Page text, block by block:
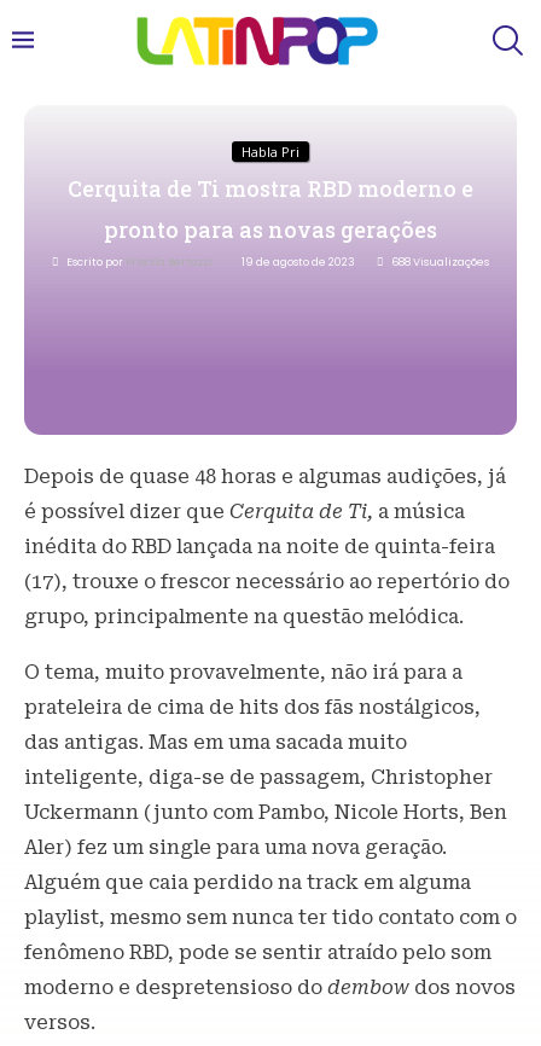
Habla Pri
Cerquita de Ti mostra RBD moderno e
pronto para as novas gerações
Escrito por Priscila Bertozzi 19 de agosto de 2023 688Visualizações
Depois de quase 48 horas e algumas audições, já
é possível dizer que Cerquita de Ti, a música
inédita do RBD lançada na noite de quinta-feira
(17), trouxe o frescor necessário ao repertório do
grupo, principalmente na questão melódica.
O tema, muito provavelmente, não irá para a
prateleira de cima de hits dos fãs nostálgicos,
das antigas. Mas em uma sacada muito
inteligente, diga-se de passagem, Christopher
Uckermann (junto com Pambo, Nicole Horts, Ben
Aler) fez um single para uma nova geração.
Alguém que caia perdido na track em alguma
playlist, mesmo sem nunca ter tido contato com o
fenômeno RBD, pode se sentir atraído pelo som
moderno e despretensioso do dembow dos novos
versos.